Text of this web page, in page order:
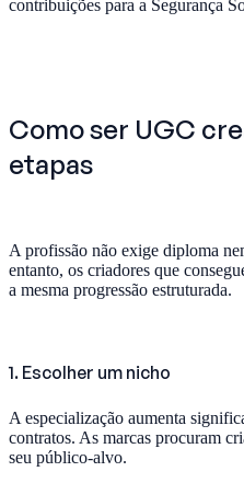
contribuições para a Segurança
Como ser UGC
etapas
A profissão não exige diploma
entanto, os criadores que
a mesma progressão estruturada.
1. Escolher um nicho
A especialização aumenta
contratos. As marcas procuram
seu público-alvo.